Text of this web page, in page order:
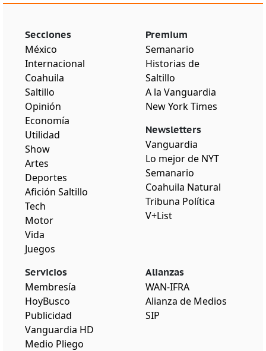
Secciones
México
Internacional
Coahuila
Saltillo
Opinión
Economía
Utilidad
Show
Artes
Deportes
Afición Saltillo
Tech
Motor
Vida
Juegos
Premium
Semanario
Historias de
Saltillo
A la Vanguardia
New York Times
Newsletters
Vanguardia
Lo mejor de NYT
Semanario
Coahuila Natural
Tribuna Política
V+List
Servicios
Membresía
HoyBusco
Publicidad
Vanguardia HD
Medio Pliego
Alianzas
WAN-IFRA
Alianza de Medios
SIP